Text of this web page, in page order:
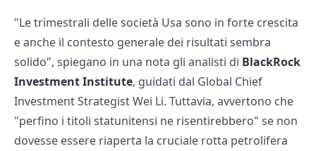
"Le trimestrali delle società Usa sono in forte crescita
e anche il contesto generale dei risultati sembra
solido", spiegano in una nota gli analisti di BlackRock
Investment Institute, guidati dal Global Chief
Investment Strategist Wei Li. Tuttavia, avvertono che
"perfino i titoli statunitensi ne risentirebbero" se non
dovesse essere riaperta la cruciale rotta petrolifera